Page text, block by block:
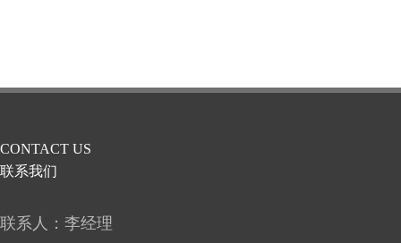
CONTACT US
联系我们
联系人：李经理